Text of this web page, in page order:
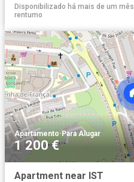
Disponibilizado há mais de um mês
rentumo
Apartamento·Para Alugar
1 200 €
Apartment near IST